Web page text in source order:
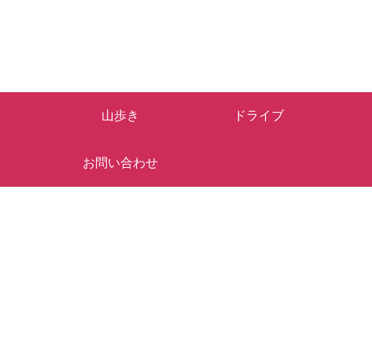
山歩き ドライブ
お問い合わせ